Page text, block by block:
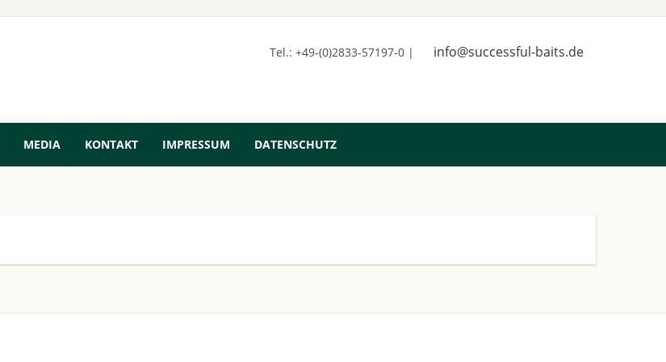
Tel.: +49-(0)2833-57197-0 | info@successful-baits.de
MEDIA KONTAKT IMPRESSUM DATENSCHUTZ